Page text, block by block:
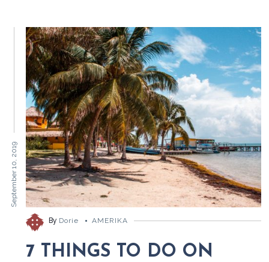
September 10, 2019
By Dorie AMERIKA
7 THINGS TO DO ON